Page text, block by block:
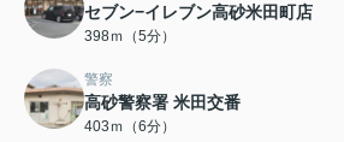
セブン−イレブン高砂米田町店
398ｍ（5分）
警察
高砂警察署 米田交番
403ｍ（6分）